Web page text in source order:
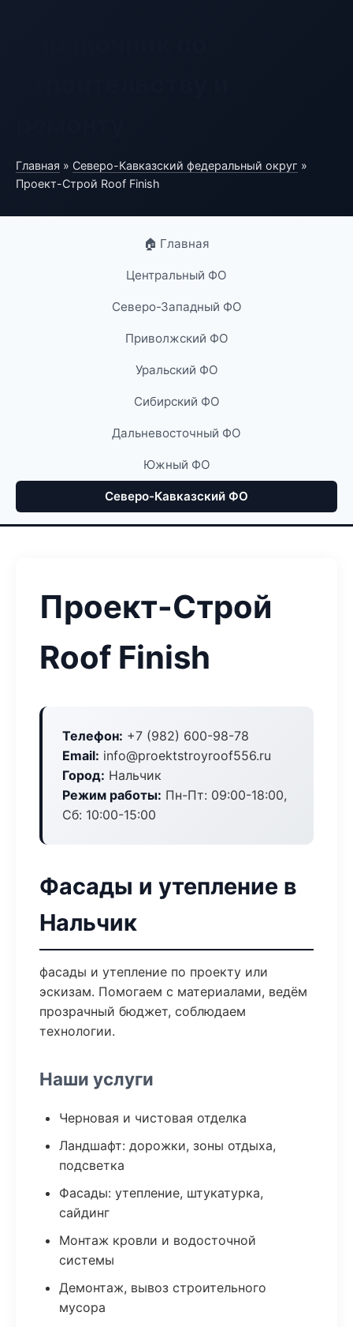
Главная » Северо-Кавказский федеральный округ »
Проект-Строй Roof Finish
🏠 Главная
Центральный ФО
Северо-Западный ФО
Приволжский ФО
Уральский ФО
Сибирский ФО
Дальневосточный ФО
Южный ФО
Северо-Кавказский ФО
Проект-Строй
Roof Finish
Телефон: +7 (982) 600-98-78
Email: info@proektstroyroof556.ru
Город: Нальчик
Режим работы: Пн-Пт: 09:00-18:00,
Сб: 10:00-15:00
Фасады и утепление в
Нальчик
фасады и утепление по проекту или
эскизам. Помогаем с материалами, ведём
прозрачный бюджет, соблюдаем
технологии.
Наши услуги
Черновая и чистовая отделка
Ландшафт: дорожки, зоны отдыха,
подсветка
Фасады: утепление, штукатурка,
сайдинг
Монтаж кровли и водосточной
системы
Демонтаж, вывоз строительного
мусора